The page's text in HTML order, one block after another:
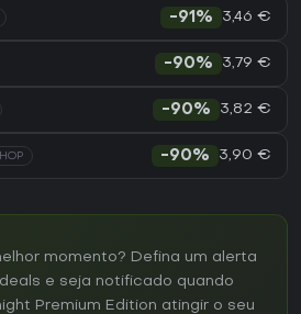
-91% 3,46 €
-90% 3,79 €
-90% 3,82 €
-90% 3,90 €
momento? Defina um alerta
e seja notificado quando
Premium Edition atingir o seu